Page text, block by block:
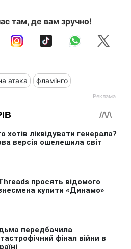
там, де вам зручно!
атака фламінго